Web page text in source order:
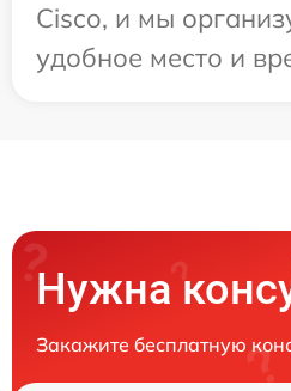
Cisco, и мы
удобное место и
Нужна
Закажите бесплатную